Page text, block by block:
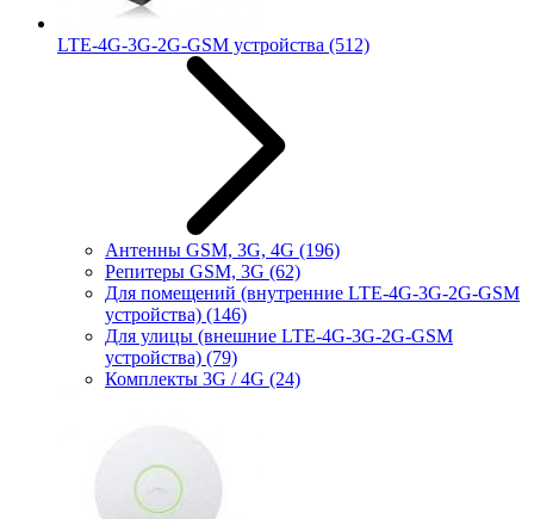
LTE-4G-3G-2G-GSM устройства (512)
Антенны GSM, 3G, 4G (196)
Репитеры GSM, 3G (62)
Для помещений (внутренние LTE-4G-3G-2G-GSM
устройства) (146)
Для улицы (внешние LTE-4G-3G-2G-GSM
устройства) (79)
Комплекты 3G / 4G (24)